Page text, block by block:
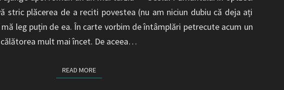
stric plăcerea de a reciti povestea (nu am niciun dubiu că deja ați
leg puțin de ea. În carte vorbim de întâmplări petrecute acum un
mult mai încet. De aceea…
READ MORE